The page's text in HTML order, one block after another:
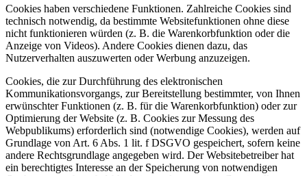
Cookies haben verschiedene Funktionen. Zahlreiche Cookies sind
technisch notwendig, da bestimmte Websitefunktionen ohne diese
nicht funktionieren würden (z. B. die Warenkorbfunktion oder die
Anzeige von Videos). Andere Cookies dienen dazu, das
Nutzerverhalten auszuwerten oder Werbung anzuzeigen.
Cookies, die zur Durchführung des elektronischen
Kommunikationsvorgangs, zur Bereitstellung bestimmter, von Ihnen
erwünschter Funktionen (z. B. für die Warenkorbfunktion) oder zur
Optimierung der Website (z. B. Cookies zur Messung des
Webpublikums) erforderlich sind (notwendige Cookies), werden auf
Grundlage von Art. 6 Abs. 1 lit. f DSGVO gespeichert, sofern keine
andere Rechtsgrundlage angegeben wird. Der Websitebetreiber hat
ein berechtigtes Interesse an der Speicherung von notwendigen